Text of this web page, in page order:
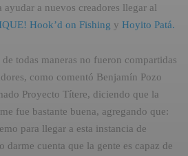
a nuevos creadores llegar al
Hook’d on Fishing y Hoyito Patá.
todas maneras no fueron compartidas
como comentó Benjamín Pozo
Proyecto Títere, diciendo que la
fue bastante buena, agregando que:
para llegar a esta instancia de
darme cuenta que la gente es capaz de